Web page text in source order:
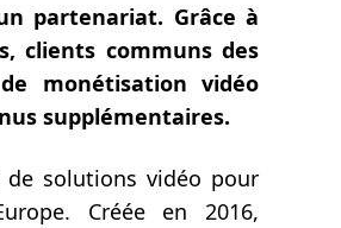
partenariat. Grâce à
clients communs des
monétisation vidéo
supplémentaires.
solutions vidéo pour
Créée en 2016,